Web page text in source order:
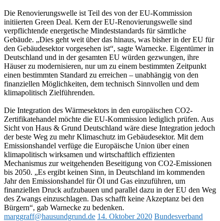
Die Renovierungswelle ist Teil des von der EU-Kommission
initiierten Green Deal. Kern der EU-Renovierungswelle sind
verpflichtende energetische Mindeststandards für sämtliche
Gebäude. „Dies geht weit über das hinaus, was bisher in der EU für
den Gebäudesektor vorgesehen ist“, sagte Warnecke. Eigentümer in
Deutschland und in der gesamten EU würden gezwungen, ihre
Häuser zu modernisieren, nur um zu einem bestimmten Zeitpunkt
einen bestimmten Standard zu erreichen – unabhängig von den
finanziellen Möglichkeiten, dem technisch Sinnvollen und dem
klimapolitisch Zielführenden.
Die Integration des Wärmesektors in den europäischen CO2-
Zertifikatehandel möchte die EU-Kommission lediglich prüfen. Aus
Sicht von Haus & Grund Deutschland wäre diese Integration jedoch
der beste Weg zu mehr Klimaschutz im Gebäudesektor. Mit dem
Emissionshandel verfüge die Europäische Union über einen
klimapolitisch wirksamen und wirtschaftlich effizienten
Mechanismus zur weitgehenden Beseitigung von CO2-Emissionen
bis 2050. „Es ergibt keinen Sinn, in Deutschland im kommenden
Jahr den Emissionshandel für Öl und Gas einzuführen, um
finanziellen Druck aufzubauen und parallel dazu in der EU den Weg
des Zwangs einzuschlagen. Das schafft keine Akzeptanz bei den
Bürgern“, gab Warnecke zu bedenken.
marggraff@hausundgrund.de 14. Oktober 2020 Bundesverband